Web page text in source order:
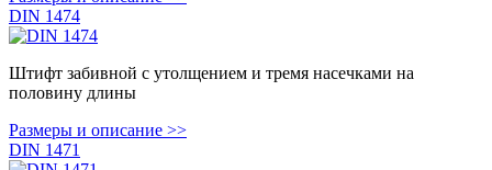
DIN 1474
Штифт забивной с утолщением и тремя насечками на
половину длины
Размеры и описание >>
DIN 1471